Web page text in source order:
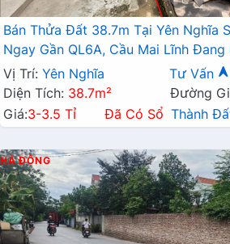
Bán Thửa Đất 38.7m Tại Yên Nghĩa
Ngay Gần QL6A, Cầu Mai Lĩnh Đang
Vị Trí: Yên Nghĩa Tư Vấn
Diện Tích: 38.7m²
Đường
Giá:3-3.5 Tỉ Đã Có Sổ Thành
HÀ ĐÔNG